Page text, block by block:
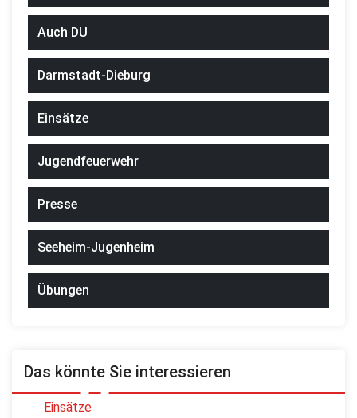
Auch DU
Darmstadt-Dieburg
Einsätze
Jugendfeuerwehr
Presse
Seeheim-Jugenheim
Übungen
Das könnte Sie interessieren
Einsätze